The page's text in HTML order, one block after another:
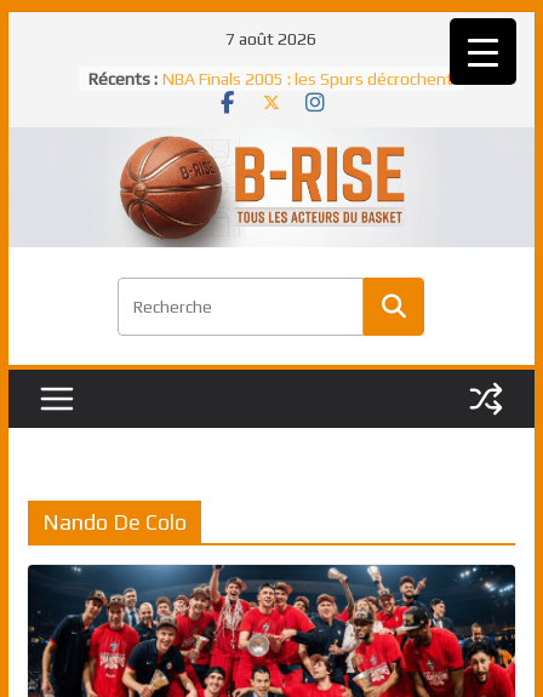
7 août 2026
Récents : NBA Finals 2005 : les Spurs décrochent
un troisième titre NBA, la rude bataille
NBA Finals 2021 : les Bucks et Giannis
Antetokounmpo triomphent, le Greek
Freek élu MVP
Shai Gilgeous-Alexander : son premier
match à plus de 40 points en NBA, le
Pau Gasol dans l’histoire en 2002 :
premier européen sacré Rookie de
Rudy Gobert, deuxième Français élu
Nando De Colo